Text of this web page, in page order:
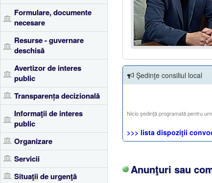
Formulare, documente
necesare
Resurse - guvernare
deschisă
Avertizor de interes
public
Transparența decizională
Informaţii de interes
public
Organizare
Servicii
Situaţii de urgenţă
Şedinţe consiliul local
Nicio şedinţă programată pentru
>>> lista dispoziţii
Anunţuri sau